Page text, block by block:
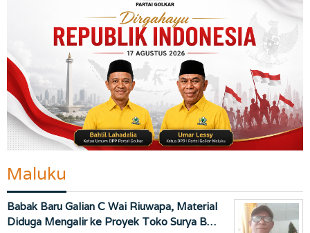
Maluku
Babak Baru Galian C Wai Riuwapa, Material
Diduga Mengalir ke Proyek Toko Surya B…